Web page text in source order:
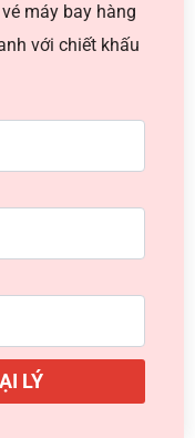
máy bay hàng
với chiết khấu
LÝ